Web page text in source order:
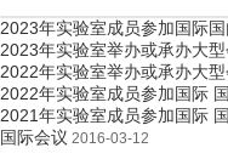
2023年实验室成员参加国际
2023年实验室举办或承办大
2022年实验室举办或承办大
2022年实验室成员参加国际
2021年实验室成员参加国际
国际会议 2016-03-12